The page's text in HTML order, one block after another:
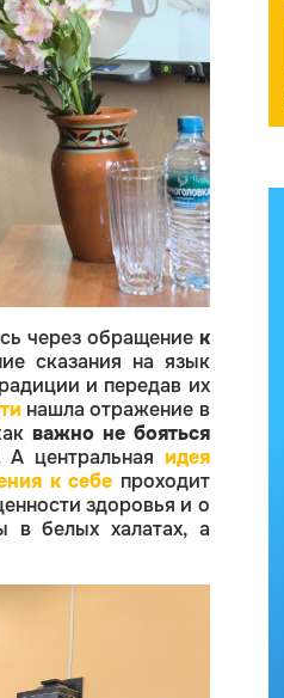
через обращениек
сказания на язык
и передав их
нашла отражение в
важно не бояться
А центральная идея
к себе проходит
здоровья и о
в белых халатах, а